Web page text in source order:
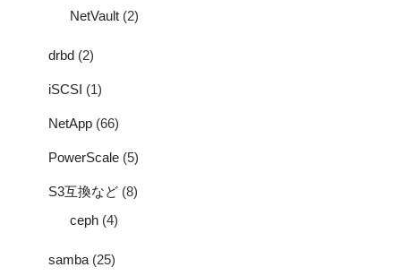
NetVault (2)
drbd (2)
iSCSI (1)
NetApp (66)
PowerScale (5)
S3互換など (8)
ceph (4)
samba (25)